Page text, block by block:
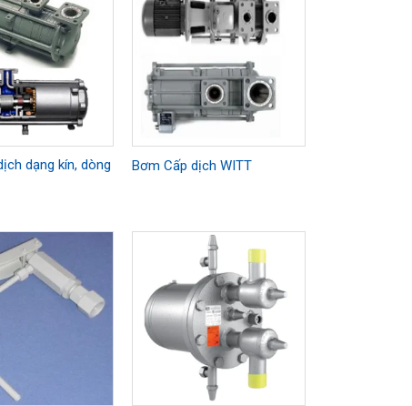
dạng kín, dòng
Bơm Cấp dịch WITT